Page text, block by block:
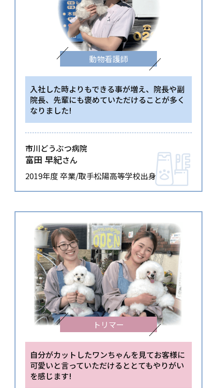
動物看護師
入社した時よりもできる事が増え、院長や副
院長、 先輩にも褒めていただけることが多く
なりました!
市川どうぶつ病院
富田 早紀さん
2019年度 卒業/取手松陽高等学校出身
トリマー
自分がカットしたワンちゃんを見てお客様に
可愛いと言っていただけると とてもやりがい
を感じます!